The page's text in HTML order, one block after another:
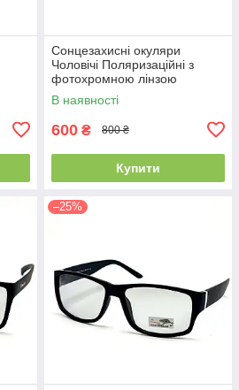
Сонцезахисні окуляри
Чоловічі Поляризаційні з
фотохромною лінзою
Polarized синій (336)
В наявності
600 ₴ 800 ₴
Купити
–25%